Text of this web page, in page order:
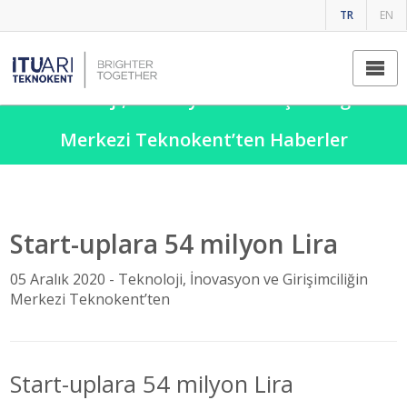
TR EN
Teknoloji, İnovasyon ve Girişimciliğin
Merkezi Teknokent’ten Haberler
Start-uplara 54 milyon Lira
05 Aralık 2020 - Teknoloji, İnovasyon ve Girişimciliğin
Merkezi Teknokent’ten
Start-uplara 54 milyon Lira